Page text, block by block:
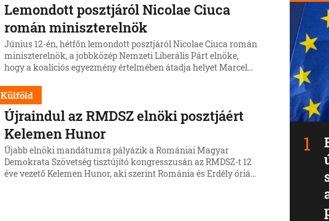
Lemondott posztjáról Nicolae Ciuca
román miniszterelnök
Június 12-én, hétfőn lemondott posztjáról Nicolae Ciuca román
miniszterelnök, a jobbközép Nemzeti Liberális Párt elnöke,
hogy a koalíciós egyezmény értelmében átadja helyet Marcel
Külföld
Újraindul az RMDSZ elnöki posztjáért
Kelemen Hunor
Újabb elnöki mandátumra pályázik a Romániai Magyar
Demokrata Szövetség tisztújító kongresszusán az RMDSZ-t 12
éve vezető Kelemen Hunor, aki szerint Románia és Erdély óriási